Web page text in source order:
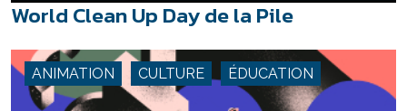
World Clean Up Day de la Pile
ANIMATION CULTURE ÉDUCATION